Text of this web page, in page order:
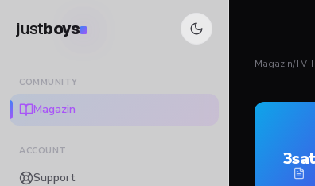
justboys
COMMUNITY
Magazin
ACCOUNT
Support
Magazin/TV-
3sat